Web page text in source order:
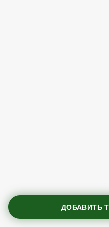
ДОБАВИТЬ